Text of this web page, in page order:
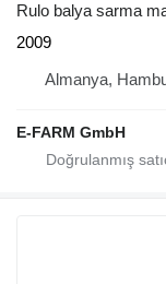
Rulo balya sarma
2009
Almanya,
E-FARM GmbH